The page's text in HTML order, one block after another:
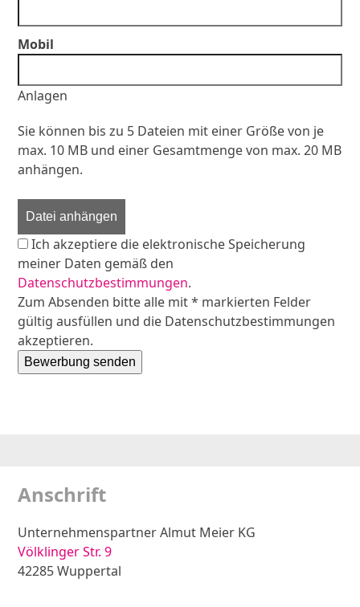
Mobil
Anlagen
Sie können bis zu 5 Dateien mit einer Größe von je
max. 10 MB und einer Gesamtmenge von max. 20 MB
anhängen.
Datei anhängen
Ich akzeptiere die elektronische Speicherung
meiner Daten gemäß den
Datenschutzbestimmungen.
Zum Absenden bitte alle mit * markierten Felder
gültig ausfüllen und die Datenschutzbestimmungen
akzeptieren.
Bewerbung senden
Anschrift
Unternehmenspartner Almut Meier KG
Völklinger Str. 9
42285 Wuppertal